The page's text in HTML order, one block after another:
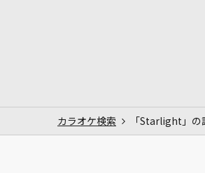
カラオケ検索 「Starlight」の